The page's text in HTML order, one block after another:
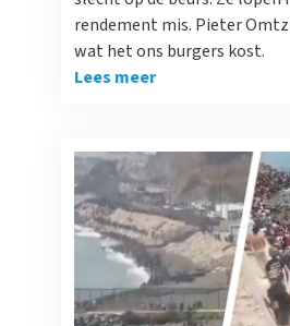
rendement mis. Pieter
wat het ons burgers kost.
Lees meer